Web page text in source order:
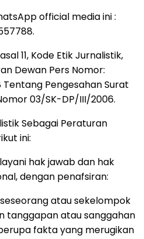
official media ini :
11, Kode Etik Jurnalistik,
Dewan Pers Nomor:
Pengesahan Surat
03/SK-DP/III/2006.
Sebagai Peraturan
ini:
hak jawab dan hak
dengan penafsiran:
atau sekelompok
tanggapan atau sanggahan
fakta yang merugikan